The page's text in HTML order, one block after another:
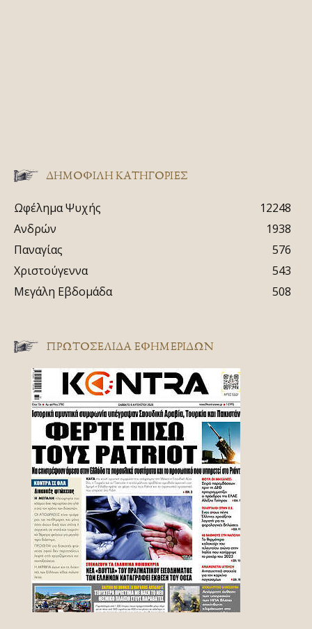
ΔΗΜΟΦΙΛΗ ΚΑΤΗΓΟΡΙΕΣ
Ωφέλημα Ψυχής
12248
Ανδρών
1938
Παναγίας
576
Χριστούγεννα
543
Μεγάλη Εβδομάδα
508
ΠΡΩΤΟΣΈΛΙΔΑ ΕΦΗΜΕΡΊΔΩΝ